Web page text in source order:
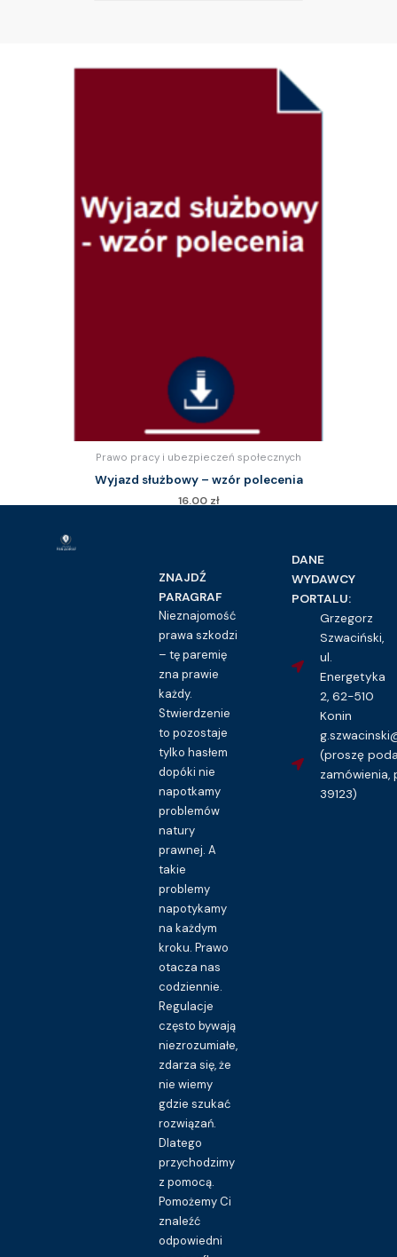
Prawo pracy i ubezpieczeń społecznych
Wyjazd służbowy – wzór polecenia
16.00 zł
ZNAJDŹ
PARAGRAF
Nieznajomość
prawa szkodzi
– tę paremię
zna prawie
każdy.
Stwierdzenie
to pozostaje
tylko hasłem
dopóki nie
napotkamy
problemów
natury
prawnej. A
takie
problemy
napotykamy
na każdym
kroku. Prawo
otacza nas
codziennie.
Regulacje
często bywają
niezrozumiałe,
zdarza się, że
nie wiemy
gdzie szukać
rozwiązań.
Dlatego
przychodzimy
z pomocą.
Pomożemy Ci
znaleźć
odpowiedni
DANE
WYDAWCY
PORTALU:
Grzegorz
Szwaciński,
ul.
Energetyka
2, 62-510
Konin
(proszę
zamówienia,
39123)